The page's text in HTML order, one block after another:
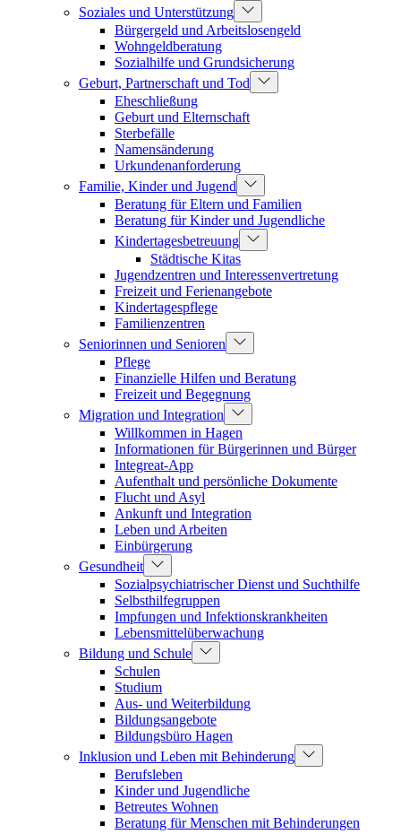
Soziales und Unterstützung
Bürgergeld und Arbeitslosengeld
Wohngeldberatung
Sozialhilfe und Grundsicherung
Geburt, Partnerschaft und Tod
Eheschließung
Geburt und Elternschaft
Sterbefälle
Namensänderung
Urkundenanforderung
Familie, Kinder und Jugend
Beratung für Eltern und Familien
Beratung für Kinder und Jugendliche
Kindertagesbetreuung
Städtische Kitas
Jugendzentren und Interessenvertretung
Freizeit und Ferienangebote
Kindertagespflege
Familienzentren
Seniorinnen und Senioren
Pflege
Finanzielle Hilfen und Beratung
Freizeit und Begegnung
Migration und Integration
Willkommen in Hagen
Informationen für Bürgerinnen und Bürger
Integreat-App
Aufenthalt und persönliche Dokumente
Flucht und Asyl
Ankunft und Integration
Leben und Arbeiten
Einbürgerung
Gesundheit
Sozialpsychiatrischer Dienst und Suchthilfe
Selbsthilfegruppen
Impfungen und Infektionskrankheiten
Lebensmittelüberwachung
Bildung und Schule
Schulen
Studium
Aus- und Weiterbildung
Bildungsangebote
Bildungsbüro Hagen
Inklusion und Leben mit Behinderung
Berufsleben
Kinder und Jugendliche
Betreutes Wohnen
Beratung für Menschen mit Behinderungen